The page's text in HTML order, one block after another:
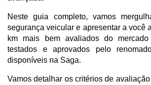
Neste guia completo, vamos
segurança veicular e apresentar a você
km mais bem avaliados do
testados e aprovados pelo
disponíveis na Saga.
Vamos detalhar os critérios de